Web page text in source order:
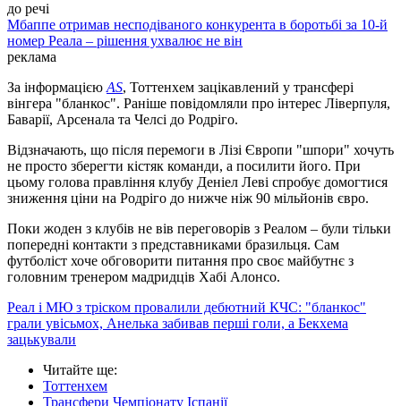
до речі
Мбаппе отримав несподіваного конкурента в боротьбі за 10-й
номер Реала – рішення ухвалює не він
реклама
За інформацією AS, Тоттенхем зацікавлений у трансфері
вінгера "бланкос". Раніше повідомляли про інтерес Ліверпуля,
Баварії, Арсенала та Челсі до Родріго.
Відзначають, що після перемоги в Лізі Європи "шпори" хочуть
не просто зберегти кістяк команди, а посилити його. При
цьому голова правління клубу Деніел Леві спробує домогтися
зниження ціни на Родріго до нижче ніж 90 мільйонів євро.
Поки жоден з клубів не вів переговорів з Реалом – були тільки
попередні контакти з представниками бразильця. Сам
футболіст хоче обговорити питання про своє майбутнє з
головним тренером мадридців Хабі Алонсо.
Реал і МЮ з тріском провалили дебютний КЧС: "бланкос"
грали увісьмох, Анелька забивав перші голи, а Бекхема
зацькували
Читайте ще:
Тоттенхем
Трансфери Чемпіонату Іспанії